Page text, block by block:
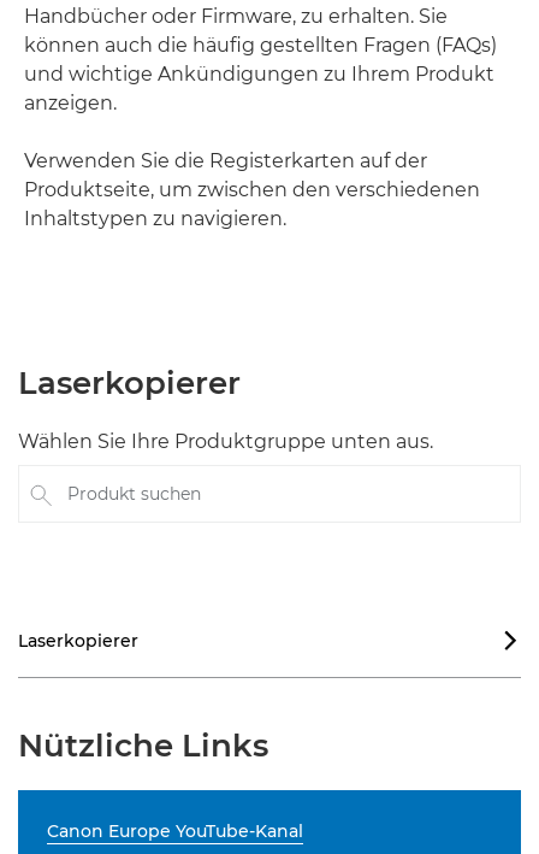
Handbücher oder Firmware, zu erhalten. Sie
können auch die häufig gestellten Fragen (FAQs)
und wichtige Ankündigungen zu Ihrem Produkt
anzeigen.
Verwenden Sie die Registerkarten auf der
Produktseite, um zwischen den verschiedenen
Inhaltstypen zu navigieren.
Laserkopierer
Wählen Sie Ihre Produktgruppe unten aus.
Produkt suchen
Laserkopierer 
Nützliche Links
Canon Europe YouTube-Kanal